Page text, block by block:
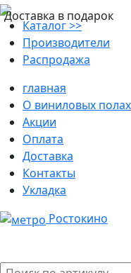
Каталог >>
Производители
Распродажа
главная
О виниловых полах
Акции
Оплата
Доставка
Контакты
Укладка
Ростокино
Доставка в подарок